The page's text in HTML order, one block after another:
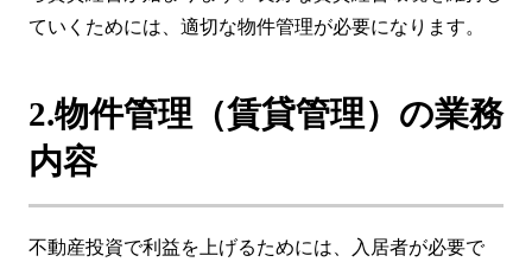
ていくためには、適切な物件管理が必要になります。
2.物件管理（賃貸管理）の業務
内容
不動産投資で利益を上げるためには、入居者が必要で